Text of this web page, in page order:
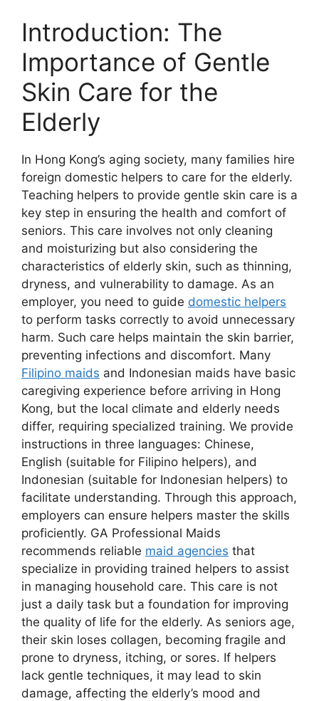
Introduction: The
Importance of Gentle
Skin Care for the
Elderly
In Hong Kong’s aging society, many families hire
foreign domestic helpers to care for the elderly.
Teaching helpers to provide gentle skin care is a
key step in ensuring the health and comfort of
seniors. This care involves not only cleaning
and moisturizing but also considering the
characteristics of elderly skin, such as thinning,
dryness, and vulnerability to damage. As an
employer, you need to guide domestic helpers
to perform tasks correctly to avoid unnecessary
harm. Such care helps maintain the skin barrier,
preventing infections and discomfort. Many
Filipino maids and Indonesian maids have basic
caregiving experience before arriving in Hong
Kong, but the local climate and elderly needs
differ, requiring specialized training. We provide
instructions in three languages: Chinese,
English (suitable for Filipino helpers), and
Indonesian (suitable for Indonesian helpers) to
facilitate understanding. Through this approach,
employers can ensure helpers master the skills
proficiently. GA Professional Maids
recommends reliable maid agencies that
specialize in providing trained helpers to assist
in managing household care. This care is not
just a daily task but a foundation for improving
the quality of life for the elderly. As seniors age,
their skin loses collagen, becoming fragile and
prone to dryness, itching, or sores. If helpers
lack gentle techniques, it may lead to skin
damage, affecting the elderly’s mood and